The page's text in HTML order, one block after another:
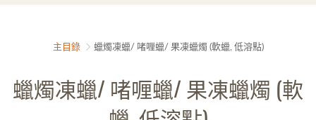
主目錄 蠟燭凍蠟/ 啫喱蠟/ 果凍蠟燭 (軟蠟, 低溶點)
蠟燭凍蠟/ 啫喱蠟/ 果凍蠟燭 (軟